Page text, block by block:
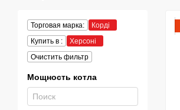
Торговая марка:
Корді
Купить в :
Херсоні
Очистить фильтр
Мощность котла